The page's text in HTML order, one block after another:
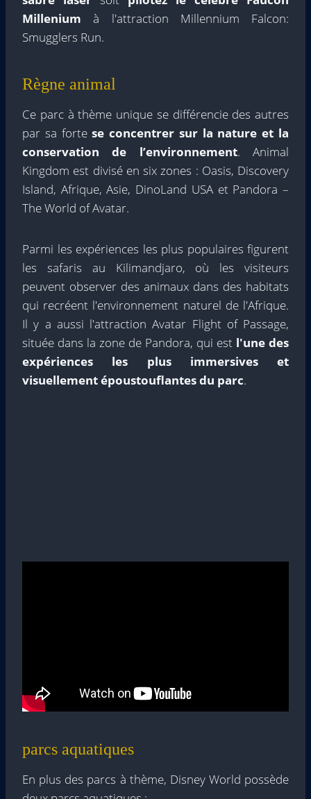
Millenium à l'attraction Millennium Falcon:
Smugglers Run.
Règne animal
Ce parc à thème unique se différencie des autres
par sa fortese concentrer sur la nature et la
conservation de l’environnement. Animal
Kingdom est divisé en six zones : Oasis, Discovery
Island, Afrique, Asie, DinoLand USA et Pandora –
The World of Avatar.
Parmi les expériences les plus populaires figurent
les safaris au Kilimandjaro, où les visiteurs
peuvent observer des animaux dans des habitats
qui recréent l'environnement naturel de l'Afrique.
Il y a aussi l'attraction Avatar Flight of Passage,
située dans la zone de Pandora, qui est l'une des
expériences les plus immersives et
visuellement époustouflantes du parc.
parcs aquatiques
En plus des parcs à thème, Disney World possède